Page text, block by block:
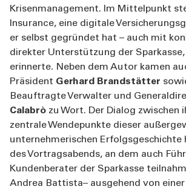
Krisenmanagement. Im Mittelpunkt
Insurance, eine digitale
er selbst gegründet hat – auch mit
direkter Unterstützung der
erinnerte. Neben dem Autor kamen
Präsident Gerhard Brandstätter
Beauftragte Verwalter und
Calabrò zu Wort. Der Dialog zwischen
zentrale Wendepunkte dieser
unternehmerischen Erfolgsgeschichte
des Vortragsabends, an dem auch
Kundenberater der Sparkasse
Andrea Battista– ausgehend von einer